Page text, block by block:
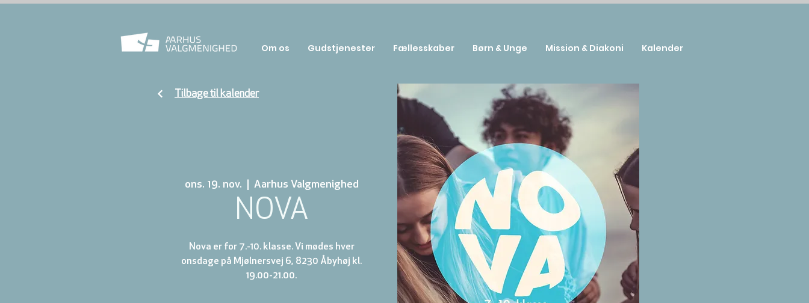
ons. 19. nov. Aarhus Valgmenighed
NOVA
Nova er for 7.-10. klasse. Vi mødes hver
onsdage på Mjølnersvej 6, 8230 Åbyhøj kl.
19.00-21.00.
Tilbage til kalender
Om os Gudstjenester Fællesskaber Børn & Unge Mission & Diakoni Kalender